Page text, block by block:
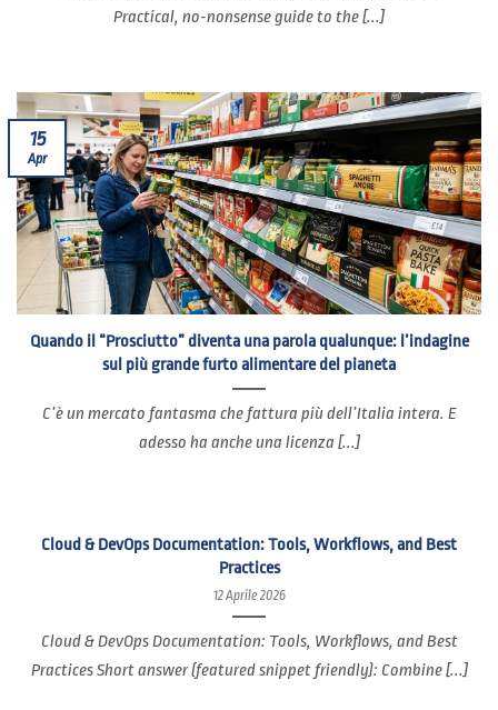
Practical, no-nonsense guide to the [...]
Quando il “Prosciutto” diventa una parola qualunque: l’indagine
sul più grande furto alimentare del pianeta
C’è un mercato fantasma che fattura più dell’Italia intera. E
adesso ha anche una licenza [...]
15
Apr
Cloud & DevOps Documentation: Tools, Workflows, and Best
Practices
12 Aprile 2026
Cloud & DevOps Documentation: Tools, Workflows, and Best
Practices Short answer (featured snippet friendly): Combine [...]